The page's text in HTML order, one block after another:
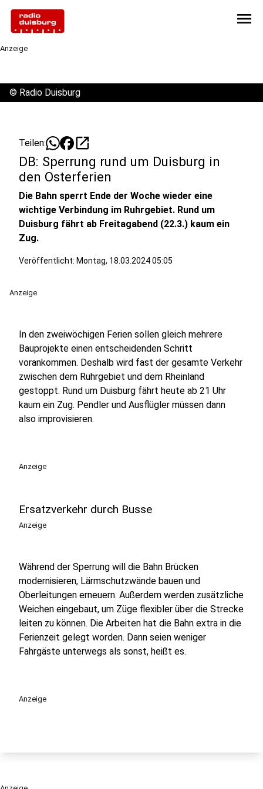
menu
Anzeige
© Radio Duisburg
Teilen: open_in_new
DB: Sperrung rund um Duisburg in
den Osterferien
Die Bahn sperrt Ende der Woche wieder eine
wichtige Verbindung im Ruhrgebiet. Rund um
Duisburg fährt ab Freitagabend (22.3.) kaum ein
Zug.
Veröffentlicht: Montag, 18.03.2024 05:05
Anzeige
In den zweiwöchigen Ferien sollen gleich mehrere
Bauprojekte einen entscheidenden Schritt
vorankommen. Deshalb wird fast der gesamte Verkehr
zwischen dem Ruhrgebiet und dem Rheinland
gestoppt. Rund um Duisburg fährt heute ab 21 Uhr
kaum ein Zug. Pendler und Ausflügler müssen dann
also improvisieren.
Anzeige
Ersatzverkehr durch Busse
Anzeige
Während der Sperrung will die Bahn Brücken
modernisieren, Lärmschutzwände bauen und
Oberleitungen erneuern. Außerdem werden zusätzliche
Weichen eingebaut, um Züge flexibler über die Strecke
leiten zu können. Die Arbeiten hat die Bahn extra in die
Ferienzeit gelegt worden. Dann seien weniger
Fahrgäste unterwegs als sonst, heißt es.
Anzeige